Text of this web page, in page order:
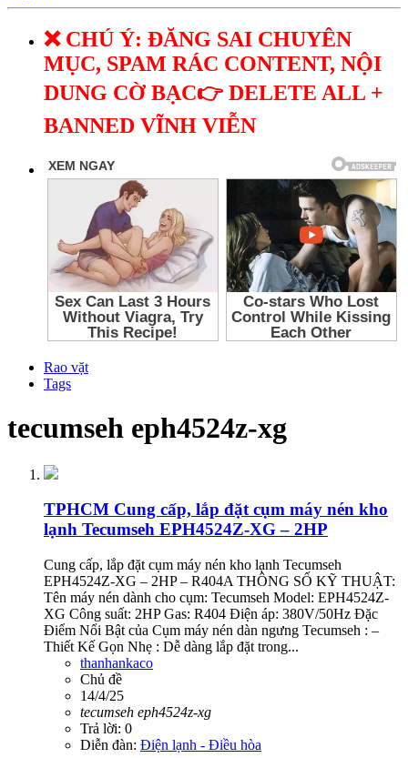
❌ CHÚ Ý: ĐĂNG SAI CHUYÊN
MỤC, SPAM RÁC CONTENT, NỘI
DUNG CỜ BẠC👉 DELETE ALL +
BANNED VĨNH VIỄN
Rao vặt
Tags
tecumseh eph4524z-xg
TPHCM Cung cấp, lắp đặt cụm máy nén kho
lạnh Tecumseh EPH4524Z-XG – 2HP
Cung cấp, lắp đặt cụm máy nén kho lạnh Tecumseh
EPH4524Z-XG – 2HP – R404A THÔNG SỐ KỸ THUẬT:
Tên máy nén dành cho cụm: Tecumseh Model: EPH4524Z-
XG Công suất: 2HP Gas: R404 Điện áp: 380V/50Hz Đặc
Điểm Nổi Bật của Cụm máy nén dàn ngưng Tecumseh : –
Thiết Kế Gọn Nhẹ : Dễ dàng lắp đặt trong...
thanhankaco
Chủ đề
14/4/25
tecumseh eph4524z-xg
Trả lời: 0
Diễn đàn: Điện lạnh - Điều hòa